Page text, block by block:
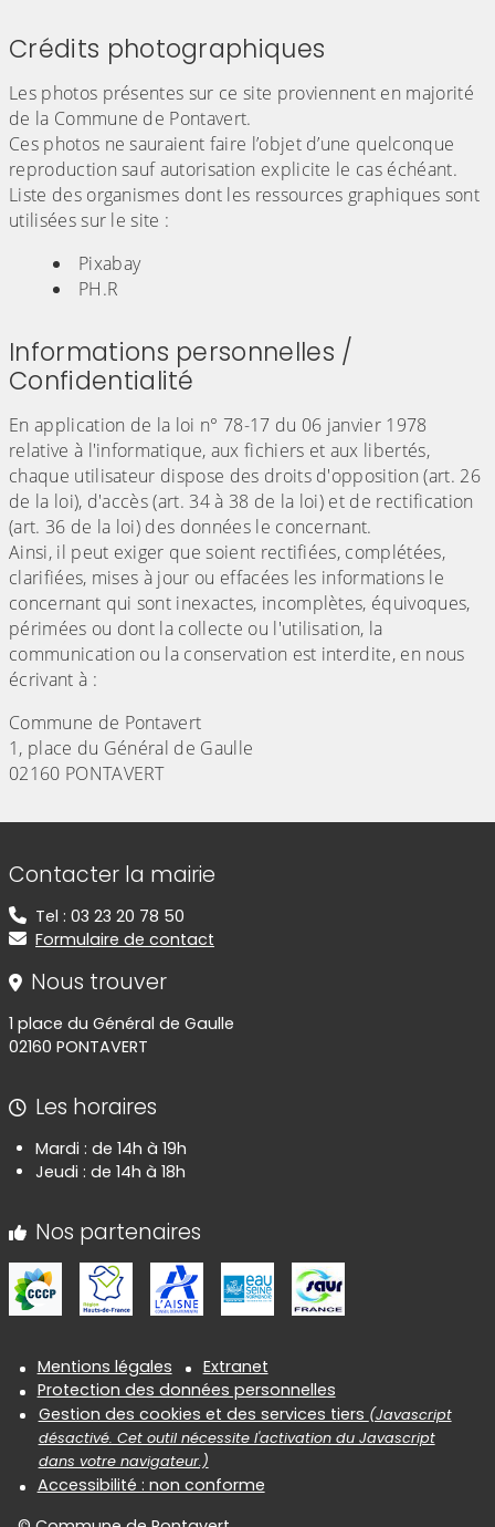
Crédits photographiques
Les photos présentes sur ce site proviennent en majorité
de la Commune de Pontavert.
Ces photos ne sauraient faire l’objet d’une quelconque
reproduction sauf autorisation explicite le cas échéant.
Liste des organismes dont les ressources graphiques sont
utilisées sur le site :
Pixabay
PH.R
Informations personnelles /
Confidentialité
En application de la loi n° 78-17 du 06 janvier 1978
relative à l'informatique, aux fichiers et aux libertés,
chaque utilisateur dispose des droits d'opposition (art. 26
de la loi), d'accès (art. 34 à 38 de la loi) et de rectification
(art. 36 de la loi) des données le concernant.
Ainsi, il peut exiger que soient rectifiées, complétées,
clarifiées, mises à jour ou effacées les informations le
concernant qui sont inexactes, incomplètes, équivoques,
périmées ou dont la collecte ou l'utilisation, la
communication ou la conservation est interdite, en nous
écrivant à :
Commune de Pontavert
1, place du Général de Gaulle
02160 PONTAVERT
Informations de contact
Contacter la mairie
Tel : 03 23 20 78 50
Formulaire de contact
Nous trouver
1 place du Général de Gaulle
02160 PONTAVERT
Les horaires
Mardi : de 14h à 19h
Jeudi : de 14h à 18h
Nos partenaires
Informations réglementaires
Mentions légales
Extranet
Protection des données personnelles
Gestion des cookies et des services tiers (Javascript
désactivé. Cet outil nécessite l'activation du Javascript
dans votre navigateur.)
Accessibilité : non conforme